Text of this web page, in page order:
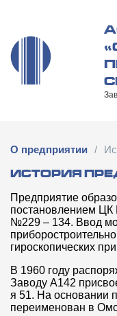
О предприятии /
ИСТОРИЯ
Предприятие
постановлением
№229 – 134. Ввод
гироскопических
В 1960 году
Заводу А142
я 51. На основании
переименован в